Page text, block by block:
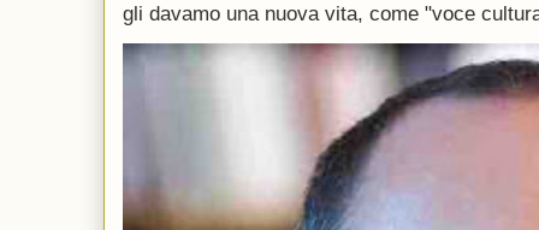
gli davamo una nuova vita, come "voce